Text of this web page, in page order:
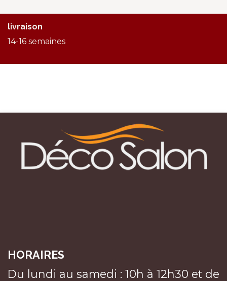
livraison
14-16 semaines
HORAIRES
Du lundi au samedi : 10h à 12h30 et de